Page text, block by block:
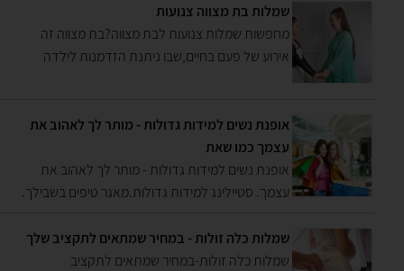
שמלות בת מצווה צנועות
מחפשות שמלות צנועות לבת מצווה?בת מצווה זה
אירוע של פעם בחיים,שבו ניתנת הזדמנות לילדה
ריכזנו לך מגוון אופציות שיקלו עלייך בתוך כל ההכנות ,
אופנת נשים למידות גדולות - מותר לך לאהוב את
עצמך כמו שאת
אופנת נשים למידות גדולות - מותר לך לאהוב את
עצמך. סטיילינג למידות גדולות.מאגר טיפים בשבילך.
לא ללבוש מה שאת רוצה. יש הרבה טיפים שיכולים
לעזור לך לשדרג את ההתלבשות שלך,כך שתיראי
שמלות כלה זולות - במחיר שמתאים לתקציב שלך
שמלות כלה זולות-במחיר שמתאים לתקציב